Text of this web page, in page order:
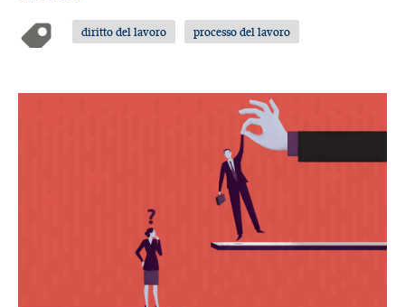
diritto del lavoro processo del lavoro